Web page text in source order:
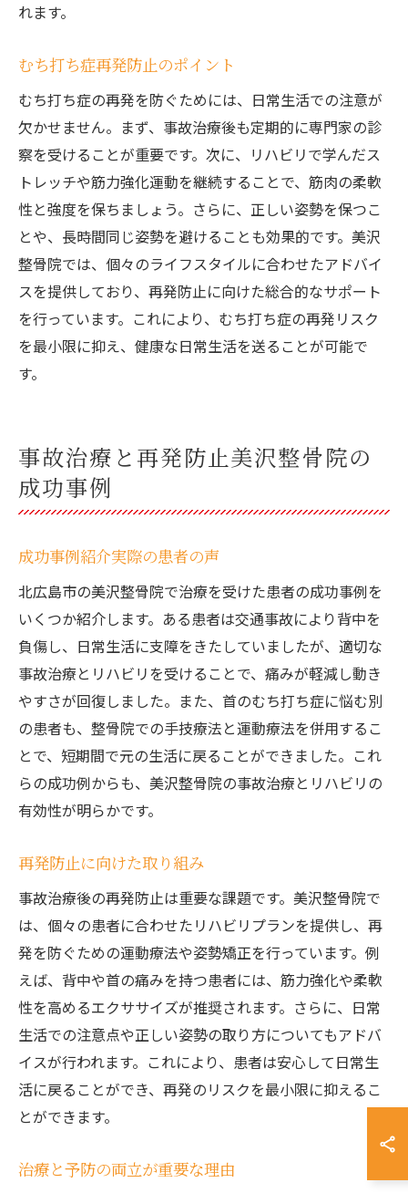
れます。
むち打ち症再発防止のポイント
むち打ち症の再発を防ぐためには、日常生活での注意が
欠かせません。まず、事故治療後も定期的に専門家の診
察を受けることが重要です。次に、リハビリで学んだス
トレッチや筋力強化運動を継続することで、筋肉の柔軟
性と強度を保ちましょう。さらに、正しい姿勢を保つこ
とや、長時間同じ姿勢を避けることも効果的です。美沢
整骨院では、個々のライフスタイルに合わせたアドバイ
スを提供しており、再発防止に向けた総合的なサポート
を行っています。これにより、むち打ち症の再発リスク
を最小限に抑え、健康な日常生活を送ることが可能で
す。
事故治療と再発防止美沢整骨院の
成功事例
成功事例紹介実際の患者の声
北広島市の美沢整骨院で治療を受けた患者の成功事例を
いくつか紹介します。ある患者は交通事故により背中を
負傷し、日常生活に支障をきたしていましたが、適切な
事故治療とリハビリを受けることで、痛みが軽減し動き
やすさが回復しました。また、首のむち打ち症に悩む別
の患者も、整骨院での手技療法と運動療法を併用するこ
とで、短期間で元の生活に戻ることができました。これ
らの成功例からも、美沢整骨院の事故治療とリハビリの
有効性が明らかです。
再発防止に向けた取り組み
事故治療後の再発防止は重要な課題です。美沢整骨院で
は、個々の患者に合わせたリハビリプランを提供し、再
発を防ぐための運動療法や姿勢矯正を行っています。例
えば、背中や首の痛みを持つ患者には、筋力強化や柔軟
性を高めるエクササイズが推奨されます。さらに、日常
生活での注意点や正しい姿勢の取り方についてもアドバ
イスが行われます。これにより、患者は安心して日常生
活に戻ることができ、再発のリスクを最小限に抑えるこ
とができます。
治療と予防の両立が重要な理由